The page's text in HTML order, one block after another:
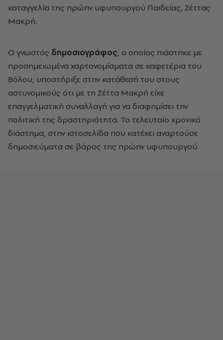
καταγγελία της πρώην υφυπουργού Παιδείας, Ζέττας
Μακρή.
Ο γνωστός δημοσιογράφος, ο οποίος πιάστηκε με
προσημειωμένα χαρτονομίσματα σε καφετέρια του
Βόλου, υποστήριξε στην κατάθεσή του στους
αστυνομικούς ότι με τη Ζέττα Μακρή είχε
επαγγελματική συναλλαγή για να διαφημίσει την
πολιτική της δραστηριότητα. Το τελευταίο χρονικό
διάστημα, στην ιστοσελίδα που κατέχει αναρτούσε
δημοσιεύματα σε βάρος της πρώην υφυπουργού.